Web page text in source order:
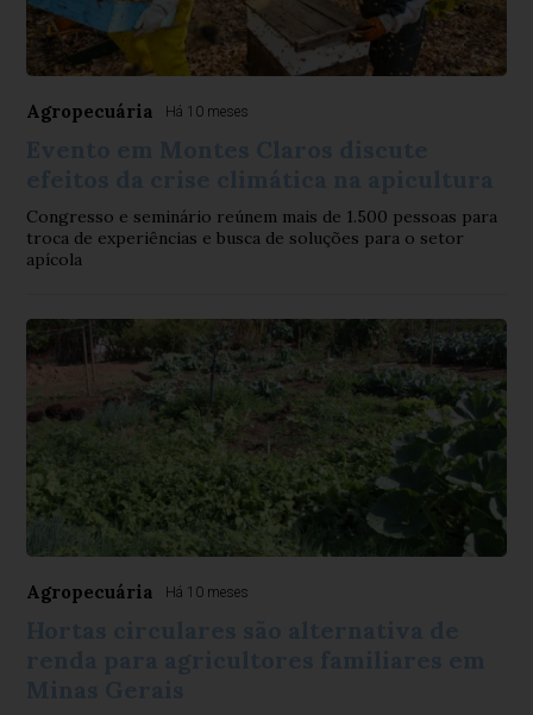
Agropecuária Há 10 meses
Congresso e seminário reúnem mais de 1.500 pessoas para
troca de experiências e busca de soluções para o setor
apícola
Agropecuária Há 10 meses